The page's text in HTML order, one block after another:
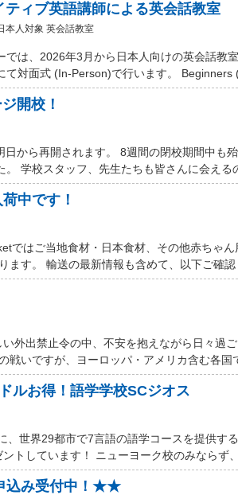
ィブ英語講師による英会話教室
本人対象 英会話教室
では、2026年3月から日本人向けの英会話教
対面式 (In-Person)で行います。 Beginners (
開校！
から再開されます。 8週間の閉校期間中も
学校スタッフ、先生たちも皆さんに会える
中です！
ではご当地食材・日本食材、その他赤ちゃ
ます。 輸送の最新情報も含めて、以下ご確認
外出禁止令の中、不安を抱えながら日々過
戦いですが、ヨーロッパ・アメリカ含む各国
ルお得！語学学校SCジオス
、世界29都市で7言語の語学コースを提供す
トしています！ ニューヨーク校のみならず
込み受付中！★★